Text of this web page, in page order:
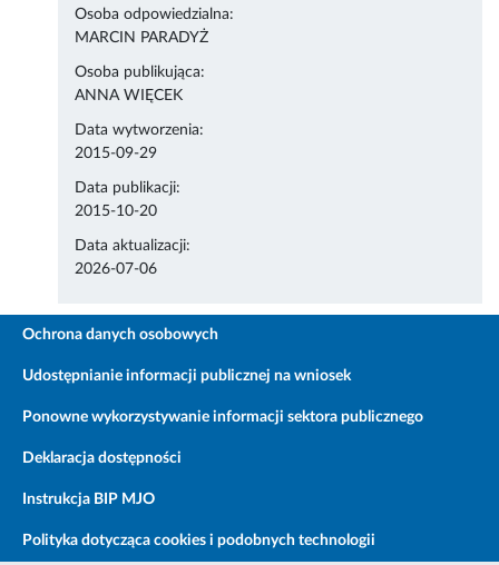
Osoba odpowiedzialna:
MARCIN PARADYŻ
Osoba publikująca:
ANNA WIĘCEK
Data wytworzenia:
2015-09-29
Data publikacji:
2015-10-20
Data aktualizacji:
2026-07-06
Ochrona danych osobowych
Udostępnianie informacji publicznej na wniosek
Ponowne wykorzystywanie informacji sektora publicznego
Deklaracja dostępności
Instrukcja BIP MJO
Polityka dotycząca cookies i podobnych technologii